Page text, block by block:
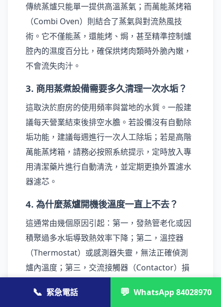
傳統蒸爐只能單一提供高溫蒸氣；而萬能蒸烤箱
（Combi Oven）則結合了蒸氣與對流熱風技
術。它不僅能蒸，還能烤、焗，甚至精準控制爐
腔內的濕度百分比，確保烘烤肉類時外脆內嫩，
不會流失肉汁。
3. 商用蒸煮設備需要多久清理一次水垢？
這取決於廚房的使用頻率與當地的水質。一般建
議每天營業結束後排空水膽。若設備沒有自動除
垢功能，建議每週進行一次人工除垢；若是高階
萬能蒸烤箱，請務必按照系統提示，定時放入專
用清潔藥片進行自動清洗，並定期更換外置濾水
器濾芯。
4. 為什麼蒸爐開機後溫度一直上不去？
這通常由幾個原因引起：第一，發熱管老化或因
積聚過多水垢導致熱效率下降；第二，溫控器
（Thermostat）或感測器失靈，無法正確偵測
爐內溫度；第三，交流接觸器（Contactor）損
況，建議尋求專業持牌師傅進行檢測。
📞 緊急電話 💬 WhatsApp 84028970